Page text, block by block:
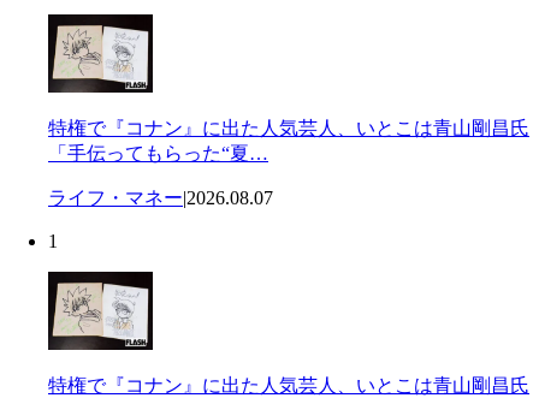
特権で『コナン』に出た人気芸人、いとこは青山剛昌氏
「手伝ってもらった“夏…
ライフ・マネー|2026.08.07
1
特権で『コナン』に出た人気芸人、いとこは青山剛昌氏